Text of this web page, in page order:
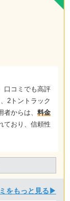
口コミでも高評
2トントラック
からは、 料金
ており、信頼性
をもっと見る▶